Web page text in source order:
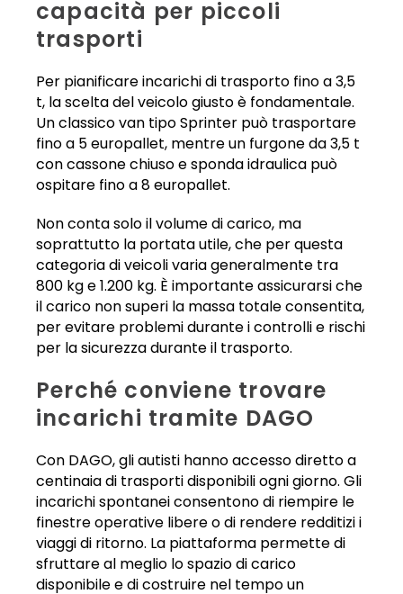
capacità per piccoli
trasporti
Per pianificare incarichi di trasporto fino a 3,5
t, la scelta del veicolo giusto è fondamentale.
Un classico van tipo Sprinter può trasportare
fino a 5 europallet, mentre un furgone da 3,5 t
con cassone chiuso e sponda idraulica può
ospitare fino a 8 europallet.
Non conta solo il volume di carico, ma
soprattutto la portata utile, che per questa
categoria di veicoli varia generalmente tra
800 kg e 1.200 kg. È importante assicurarsi che
il carico non superi la massa totale consentita,
per evitare problemi durante i controlli e rischi
per la sicurezza durante il trasporto.
Perché conviene trovare
incarichi tramite DAGO
Con DAGO, gli autisti hanno accesso diretto a
centinaia di trasporti disponibili ogni giorno. Gli
incarichi spontanei consentono di riempire le
finestre operative libere o di rendere redditizi i
viaggi di ritorno. La piattaforma permette di
sfruttare al meglio lo spazio di carico
disponibile e di costruire nel tempo un